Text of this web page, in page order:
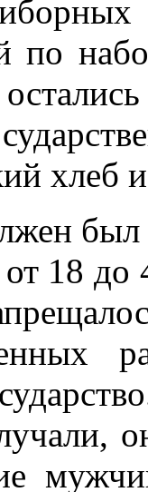
по
хлеб
был
от 18